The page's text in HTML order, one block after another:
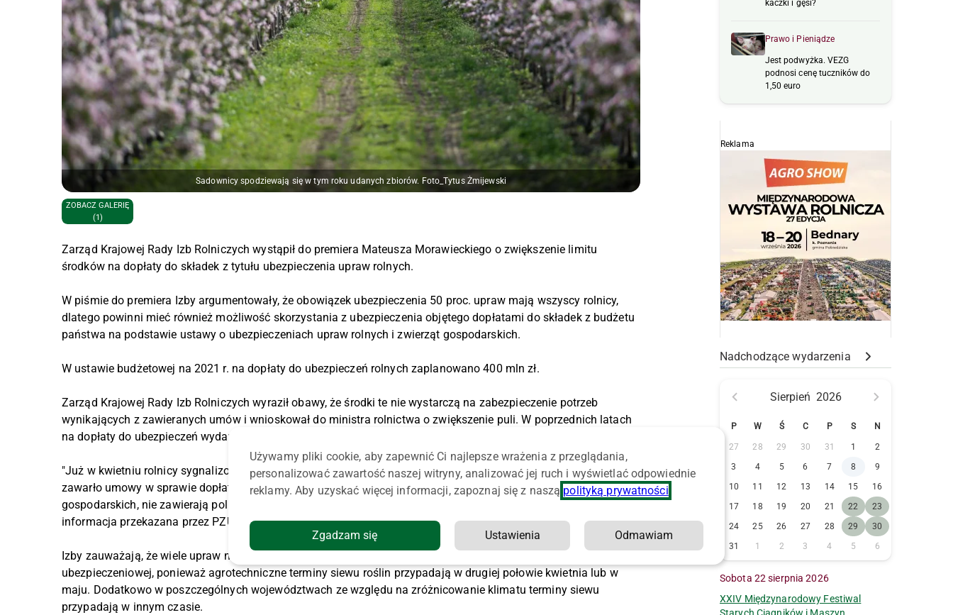
Sadownicy spodziewają się w tym roku udanych zbiorów. Foto_Tytus Żmijewski
ZOBACZ GALERIĘ
(1)
Zarząd Krajowej Rady Izb Rolniczych wystąpił do premiera Mateusza Morawieckiego o zwiększenie limitu
środków na dopłaty do składek z tytułu ubezpieczenia upraw rolnych.
W piśmie do premiera Izby argumentowały, że obowiązek ubezpieczenia 50 proc. upraw mają wszyscy rolnicy,
dlatego powinni mieć również możliwość skorzystania z ubezpieczenia objętego dopłatami do składek z budżetu
państwa na podstawie ustawy o ubezpieczeniach upraw rolnych i zwierząt gospodarskich.
W ustawie budżetowej na 2021 r. na dopłaty do ubezpieczeń rolnych zaplanowano 400 mln zł.
Zarząd Krajowej Rady Izb Rolniczych wyraził obawy, że środki te nie wystarczą na zabezpieczenie potrzeb
wynikających z zawieranych umów i wnioskował do ministra rolnictwa o zwiększenie puli. W poprzednich latach
na dopłaty do ubezpieczeń wydawano 400-600 mln zł i kwota ta była – w ocenie Izb – niewystarczająca.
"Już w kwietniu rolnicy sygnalizowali, że firmy ubezpieczeniowe, z którymi Ministerstwo Rolnictwa i Rozwoju Wsi
zawarło umowy w sprawie dopłat z budżetu państwa do składek na ubezpieczenie upraw i zwierząt
gospodarskich, nie zawierają polis ubezpieczeniowych ze względu na wyczerpanie limitu środków. Potwierdza to
informacja przekazana przez PZU" – czytamy na stronie KRiR.
Izby zauważają, że wiele upraw nie może być ubezpieczonych w początkowym okresie kampanii
ubezpieczeniowej, ponieważ agrotechniczne terminy siewu roślin przypadają w drugiej połowie kwietnia lub w
maju. Dodatkowo w poszczególnych województwach ze względu na zróżnicowanie klimatu terminy siewu
przypadają w innym czasie.
kaczki i gęsi?
Prawo i Pieniądze
Jest podwyżka. VEZG
podnosi cenę tuczników do
1,50 euro
Reklama
Nadchodzące wydarzenia
Sierpień 2026
P W Ś C P S N
27 28 29 30 31 1
2
3
4 5 6 7 8
9
10
11 12 13 14 15
16
17
18 19 20 21 22
23
24
25 26 27 28 29
30
31
1 2 3 4 5 6
Sobota 22 sierpnia 2026
XXIV Międzynarodowy Festiwal
Używamy pliki cookie, aby zapewnić Ci najlepsze wrażenia z przeglądania,
personalizować zawartość naszej witryny, analizować jej ruch i wyświetlać odpowiednie
reklamy. Aby uzyskać więcej informacji, zapoznaj się z naszą polityką prywatności
Zgadzam się Ustawienia Odmawiam